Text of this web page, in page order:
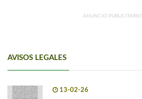
ANUNCIO PUBLICITARIO
AVISOS LEGALES
13-02-26